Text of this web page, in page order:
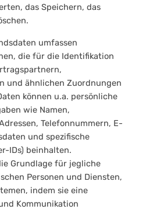
das Speichern, das
umfassen
die für die Identifikation
und ähnlichen Zuordnungen
können u.a. persönliche
wie Namen,
Telefonnummern, E-
und spezifische
IDs) beinhalten.
Grundlage für jegliche
Personen und Diensten,
indem sie eine
Kommunikation